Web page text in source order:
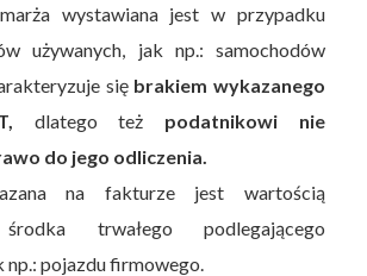
wystawiana jest w przypadku
używanych, jak np.: samochodów
się brakiem wykazanego
dlatego też podatnikowi nie
do jego odliczenia.
na fakturze jest wartością
trwałego podlegającego
pojazdu firmowego.